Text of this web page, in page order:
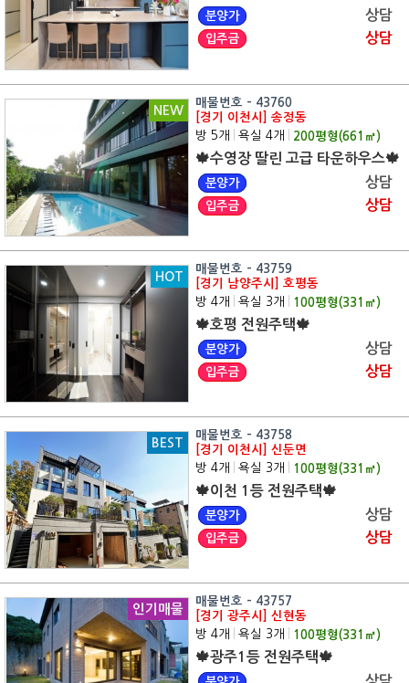
분양가 상담
입주금 상담
NEW
매물번호 - 43760
[경기 이천시] 송정동
방 5개
욕실 4개 200평형(661 ㎡)
🍁수영장 딸린 고급 타운하우스🍁
분양가 상담
입주금 상담
HOT
매물번호 - 43759
[경기 남양주시] 호평동
방 4개
욕실 3개 100평형(331 ㎡)
🍁호평 전원주택🍁
분양가 상담
입주금 상담
BEST
매물번호 - 43758
[경기 이천시] 신둔면
방 4개
욕실 3개 100평형(331 ㎡)
🍁이천 1등 전원주택🍁
분양가 상담
입주금 상담
인기매물
매물번호 - 43757
[경기 광주시] 신현동
방 4개
욕실 3개 100평형(331 ㎡)
🍁광주1등 전원주택🍁